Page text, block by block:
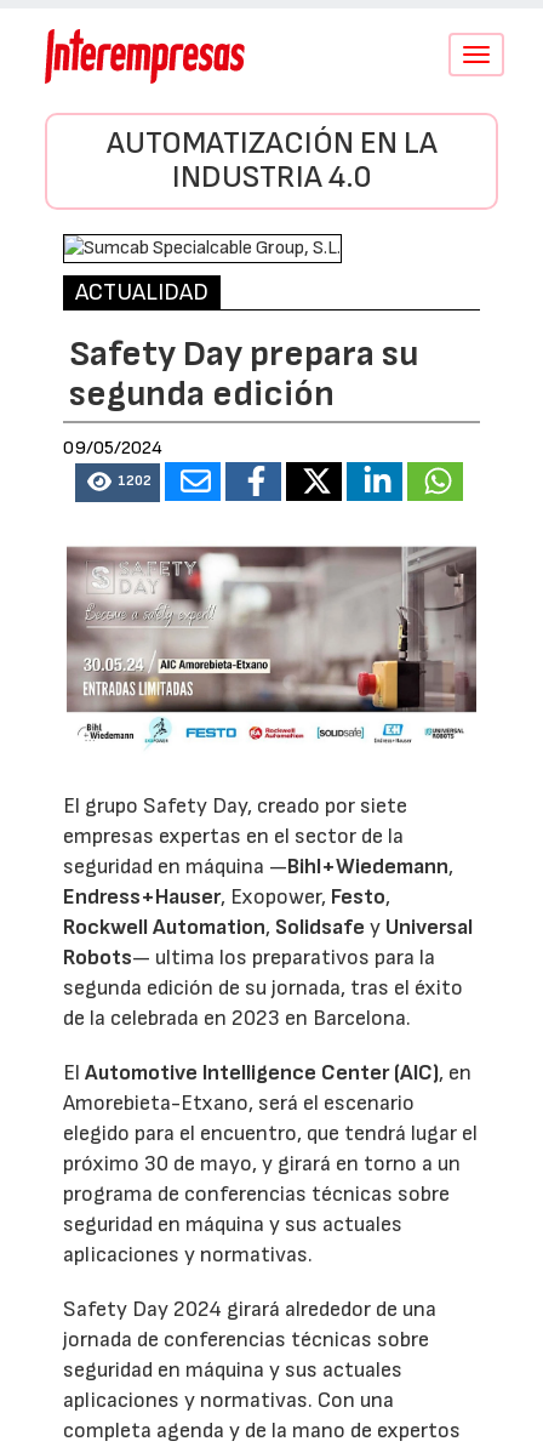
Conmutar
AUTOMATIZACIÓN EN LA
INDUSTRIA 4.0
ACTUALIDAD
Safety Day prepara su
segunda edición
09/05/2024
1202
El grupo Safety Day, creado por siete
empresas expertas en el sector de la
seguridad en máquina —Bihl+Wiedemann,
Endress+Hauser, Exopower, Festo,
Rockwell Automation, Solidsafe y Universal
Robots— ultima los preparativos para la
segunda edición de su jornada, tras el éxito
de la celebrada en 2023 en Barcelona.
ElAutomotive Intelligence Center (AIC), en
Amorebieta-Etxano, será el escenario
elegido para el encuentro, que tendrá lugar el
próximo 30 de mayo, y girará en torno a un
programa de conferencias técnicas sobre
seguridad en máquina y sus actuales
aplicaciones y normativas.
Safety Day 2024 girará alrededor de una
jornada de conferencias técnicas sobre
seguridad en máquina y sus actuales
aplicaciones y normativas. Con una
completa agenda y de la mano de expertos